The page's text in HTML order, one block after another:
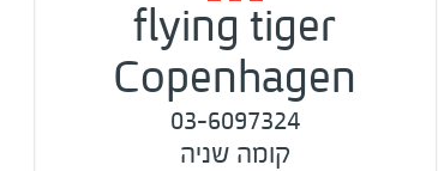
flying tiger
Copenhagen
03-6097324
קומה שניה